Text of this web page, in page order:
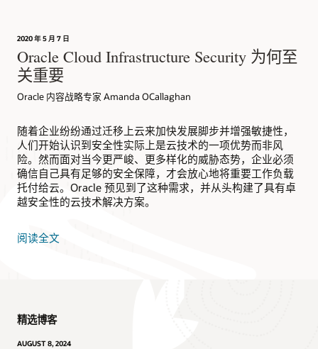
攻击者利用被攻陷的实例来破坏网络。Oracle Cloud
Infrastructure 针对主机网络功能提供更强大的外部控制，并可
以防止网络遍历攻击。
2020 年 5 月 7 日
Oracle Cloud Infrastructure Security 为何至
关重要
Oracle 内容战略专家 Amanda OCallaghan
随着企业纷纷通过迁移上云来加快发展脚步并增强敏捷性，
人们开始认识到安全性实际上是云技术的一项优势而非风
险。然而面对当今更严峻、更多样化的威胁态势，企业必须
确信自己具有足够的安全保障，才会放心地将重要工作负载
托付给云。Oracle 预见到了这种需求，并从头构建了具有卓
越安全性的云技术解决方案。
阅读全文
精选博客
AUGUST 8, 2024